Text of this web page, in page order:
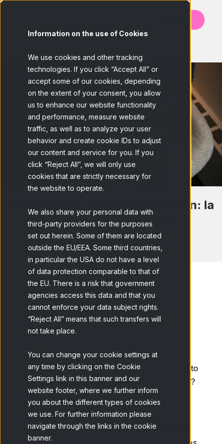
Information on the use of Cookies
We use cookies and other tracking
technologies. If you click “Accept All” or
accept some of our cookies, depending
on the extent of your consent, you allow
us to enhance our website functionality
and performance, measure website
traffic, as well as to analyze your user
behavior and create cookie IDs to adjust
our content and service for you. If you
click “Reject All”, we will only use
cookies that are strictly necessary for
the website to operate.
We also share your personal data with
third-party providers for the purposes
set out herein. Some of them are located
outside the EU/EEA. Some third countries,
in particular the USA do not have a level
of data protection comparable to that of
the EU. There is a risk that government
agencies access this data and that you
cannot enforce your data subject rights.
“Reject All” means that such transfers will
not take place.
You can change your cookie settings at
any time by clicking on the Cookie
Settings link in this banner and our
website footer, where we further inform
you about the different types of cookies
we use. For further information please
navigate through the links in the cookie
banner.
Contáctanos
La nueva era de la segmentación: la
segmentación online
Home Blog La nueva era de la...
delMarketing, es muy común escuchar la
palabra “segmentación ” pero ¿Te has puesto
a pensar si en realidad sabes lo que significa?
aquí te lo explicamos.
La segmentación podemos entenderla como
elproceso de dividir el mercado de